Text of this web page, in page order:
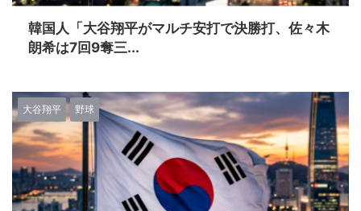
韓国人「大谷翔平がマルチ安打で決勝打、佐々木
朗希は7回9奪三...
大谷翔平 野球